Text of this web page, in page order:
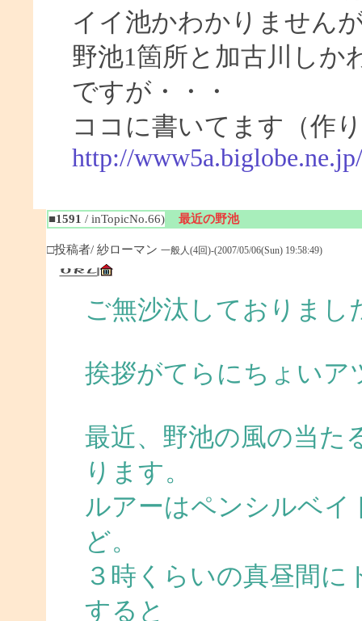
イイ池かわかりません
野池1箇所と加古川しか
ですが・・・
ココに書いてます（作
http://
■1591 / inTopicNo.66) 最近の野池
□投稿者/ 紗ローマン 一般人(4回)-(2007/05/06(Sun) 19:58:49)
ご無沙汰しておりまし
挨拶がてらにちょいア
最近、野池の風の当た
ります。
ルアーはペンシルベ
ど。
３時くらいの真昼間
すると